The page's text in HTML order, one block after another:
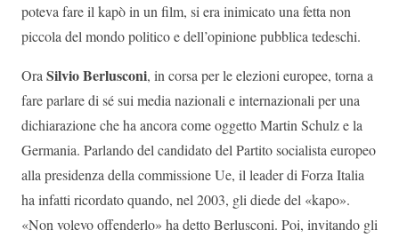
poteva fare il kapò in un film, si era inimicato una fetta non
piccola del mondo politico e dell’opinione pubblica tedeschi.
Ora Silvio Berlusconi, in corsa per le elezioni europee, torna a
fare parlare di sé sui media nazionali e internazionali per una
dichiarazione che ha ancora come oggetto Martin Schulz e la
Germania. Parlando del candidato del Partito socialista europeo
alla presidenza della commissione Ue, il leader di Forza Italia
ha infatti ricordato quando, nel 2003, gli diede del «kapo».
«Non volevo offenderlo» ha detto Berlusconi. Poi, invitando gli